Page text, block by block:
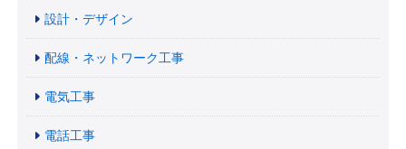
設計・デザイン
配線・ネットワーク工事
電気工事
電話工事